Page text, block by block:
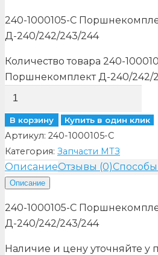
240-1000105-С
Д-240/242/243/244
Количество товара 240-
Поршнекомплект Д-240/242/
В корзину Купить в один клик
Артикул: 240-1000105-С
Категория: Запчасти МТЗ
ОписаниеОтзывы (0)Способы
Описание
240-1000105-С
Д-240/242/243/244
Наличие и цену уточняйте у